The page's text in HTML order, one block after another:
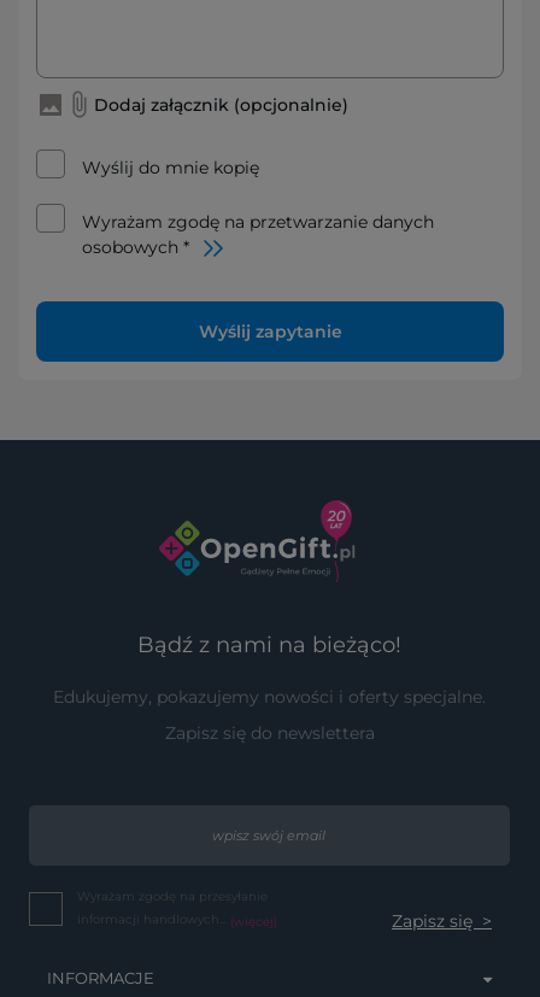
Dodaj załącznik (opcjonalnie)
Wyślij do mnie kopię
Wyrażam zgodę na przetwarzanie danych
osobowych *
Wyślij zapytanie
Bądź z nami na bieżąco!
Edukujemy, pokazujemy nowości i oferty specjalne.
Zapisz się do newslettera
Wyrażam zgodę na przesyłanie
informacji handlowych... (więcej)
INFORMACJE